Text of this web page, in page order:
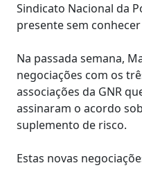
Sindicato Nacional da
presente sem
Na passada semana,
negociações com os
associações da GNR
assinaram o acordo
suplemento de risco.
Estas novas